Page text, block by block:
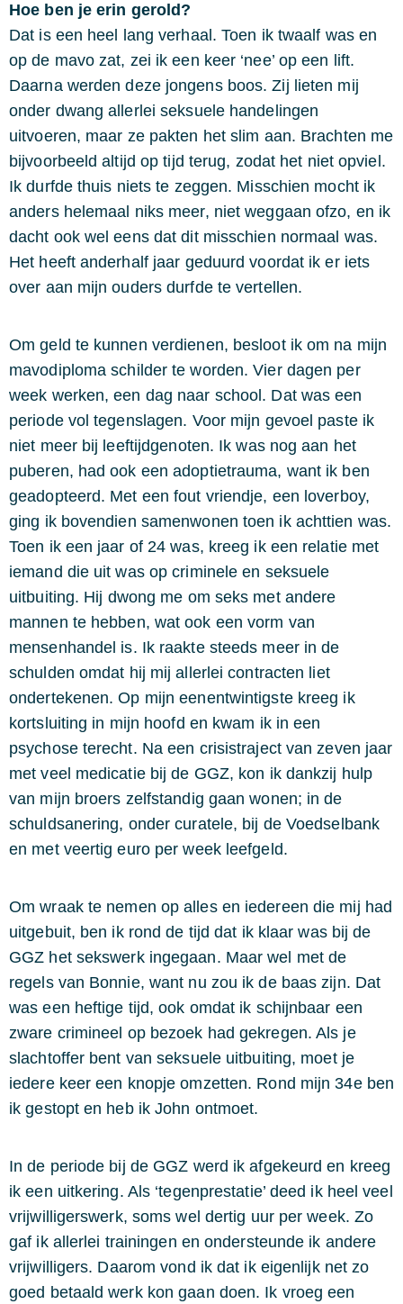
Hoe ben je erin gerold?
Dat is een heel lang verhaal. Toen ik twaalf was en
op de mavo zat, zei ik een keer ‘nee’ op een lift.
Daarna werden deze jongens boos. Zij lieten mij
onder dwang allerlei seksuele handelingen
uitvoeren, maar ze pakten het slim aan. Brachten me
bijvoorbeeld altijd op tijd terug, zodat het niet opviel.
Ik durfde thuis niets te zeggen. Misschien mocht ik
anders helemaal niks meer, niet weggaan ofzo, en ik
dacht ook wel eens dat dit misschien normaal was.
Het heeft anderhalf jaar geduurd voordat ik er iets
over aan mijn ouders durfde te vertellen.
Om geld te kunnen verdienen, besloot ik om na mijn
mavodiploma schilder te worden. Vier dagen per
week werken, een dag naar school. Dat was een
periode vol tegenslagen. Voor mijn gevoel paste ik
niet meer bij leeftijdgenoten. Ik was nog aan het
puberen, had ook een adoptietrauma, want ik ben
geadopteerd. Met een fout vriendje, een loverboy,
ging ik bovendien samenwonen toen ik achttien was.
Toen ik een jaar of 24 was, kreeg ik een relatie met
iemand die uit was op criminele en seksuele
uitbuiting. Hij dwong me om seks met andere
mannen te hebben, wat ook een vorm van
mensenhandel is. Ik raakte steeds meer in de
schulden omdat hij mij allerlei contracten liet
ondertekenen. Op mijn eenentwintigste kreeg ik
kortsluiting in mijn hoofd en kwam ik in een
psychose terecht. Na een crisistraject van zeven jaar
met veel medicatie bij de GGZ, kon ik dankzij hulp
van mijn broers zelfstandig gaan wonen; in de
schuldsanering, onder curatele, bij de Voedselbank
en met veertig euro per week leefgeld.
Om wraak te nemen op alles en iedereen die mij had
uitgebuit, ben ik rond de tijd dat ik klaar was bij de
GGZ het sekswerk ingegaan. Maar wel met de
regels van Bonnie, want nu zou ik de baas zijn. Dat
was een heftige tijd, ook omdat ik schijnbaar een
zware crimineel op bezoek had gekregen. Als je
slachtoffer bent van seksuele uitbuiting, moet je
iedere keer een knopje omzetten. Rond mijn 34e ben
ik gestopt en heb ik John ontmoet.
In de periode bij de GGZ werd ik afgekeurd en kreeg
ik een uitkering. Als ‘tegenprestatie’ deed ik heel veel
vrijwilligerswerk, soms wel dertig uur per week. Zo
gaf ik allerlei trainingen en ondersteunde ik andere
vrijwilligers. Daarom vond ik dat ik eigenlijk net zo
goed betaald werk kon gaan doen. Ik vroeg een